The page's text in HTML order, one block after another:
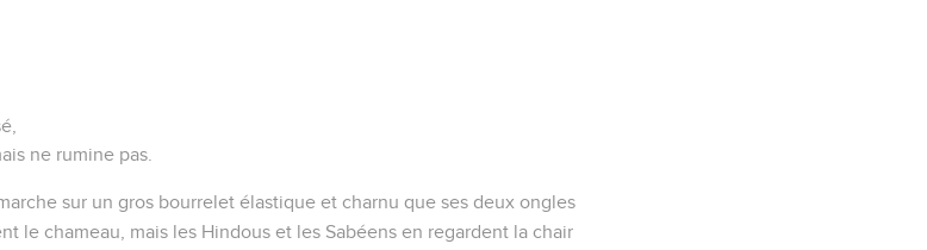
ne rumine pas.
sur un gros bourrelet élastique et charnu que ses deux ongles
le chameau, mais les Hindous et les Sabéens en regardent la chair